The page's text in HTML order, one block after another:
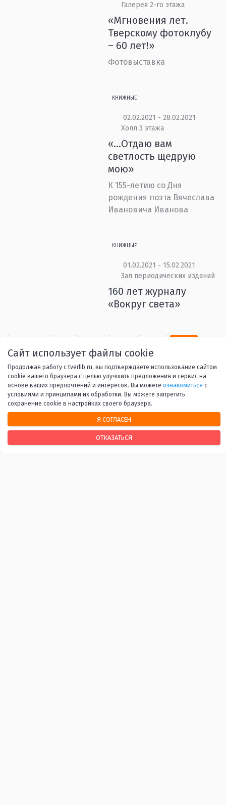
Галерея 2-го этажа
«Мгновения лет.
Тверскому фотоклубу
– 60 лет!»
Фотовыставка
КНИЖНЫЕ
02.02.2021 - 28.02.2021
Холл 3 этажа
«…Отдаю вам
светлость щедрую
мою»
К 155-летию со Дня
рождения поэта Вячеслава
Ивановича Иванова
КНИЖНЫЕ
01.02.2021 - 15.02.2021
Зал периодических изданий
160 лет журналу
«Вокруг света»
42 43 ... 53 Вперед
НАШИ КОНТАКТЫ
Сайт использует файлы cookie
Продолжая работу с tverlib.ru, вы подтверждаете использование сайтом
cookie вашего браузера с целью улучшить предложения и сервис на
основе ваших предпочтений и интересов. Вы можете ознакомиться с
условиями и принципами их обработки. Вы можете запретить
сохранение cookie в настройках своего браузера.
Я СОГЛАСЕН
ОТКАЗАТЬСЯ